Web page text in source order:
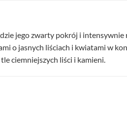
jego zwarty pokrój i
o jasnych liściach i kwiatami w
ciemniejszych liści i kamieni.